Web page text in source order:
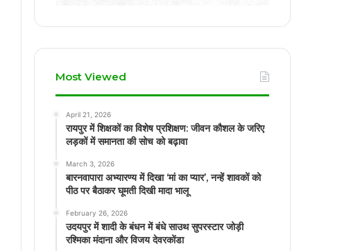
Most Viewed
April 21, 2026
रायपुर में शिक्षकों का विशेष प्रशिक्षण: जीवन कौशल के जरिए
लड़कों में समानता की सोच को बढ़ावा
March 3, 2026
बारनवापारा अभ्यारण्य में दिखा ‘मां का प्यार’, नन्हें शावकों को
पीठ पर बैठाकर घूमती दिखी मादा भालू
February 26, 2026
उदयपुर में शादी के बंधन में बंधे साउथ सुपरस्टार जोड़ी
रश्मिका मंदाना और विजय देवरकोंडा